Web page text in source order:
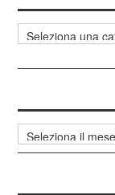
Categorie
articoli
Archivi
articoli